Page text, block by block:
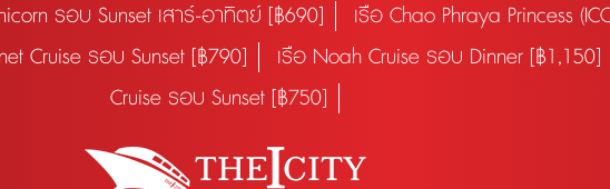
รอบ Sunset เสาร์-อาทิตย์ [฿690]
เรือ Chao Phraya Princess
Cruise รอบ Sunset [฿790] เรือ Noah Cruise รอบ Dinner [฿1,150]
Cruise รอบ Sunset [฿750]